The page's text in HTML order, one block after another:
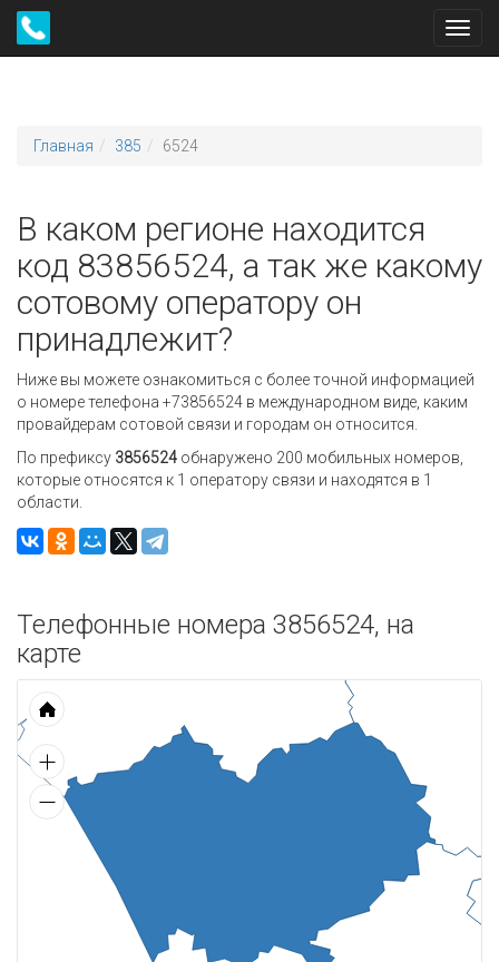
Главная 385 6524
В каком регионе находится
код 83856524, а так же какому
сотовому оператору он
принадлежит?
Ниже вы можете ознакомиться с более точной информацией
о номере телефона +73856524 в международном виде, каким
провайдерам сотовой связи и городам он относится.
По префиксу 3856524 обнаружено 200 мобильных номеров,
которые относятся к 1 оператору связи и находятся в 1
области.
Телефонные номера 3856524, на
карте